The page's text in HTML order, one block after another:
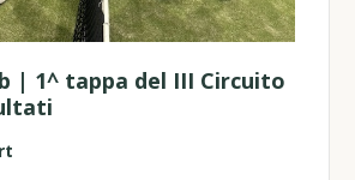
| 1^ tappa del III Circuito